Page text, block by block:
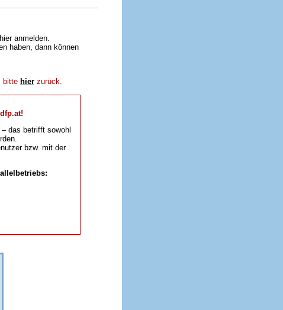
anmelden.
haben, dann können
bitte hier zurück.
– das betrifft sowohl
bzw. mit der